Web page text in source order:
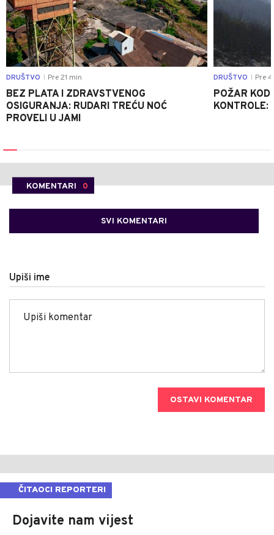
DRUŠTVO Pre 21 min
BEZ PLATA I ZDRAVSTVENOG
OSIGURANJA: RUDARI TREĆU NOĆ
PROVELI U JAMI
DRUŠTVO Pre
POŽAR KOD
KONTROLE:
KOMENTARI 0
SVI KOMENTARI
Upiši ime
OSTAVI KOMENTAR
ČITAOCI REPORTERI
Dojavite nam vijest